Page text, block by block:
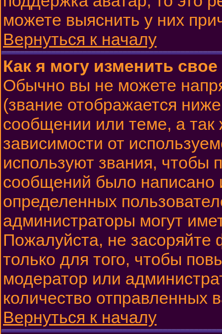
можете выяснить у них
Вернуться к началу
Как я могу изменить
Обычно вы не можете
(звание отображается
сообщении или теме, а
зависимости от
используют звания, чтобы
сообщений было написано
определенных
администраторы могут
Пожалуйста, не
только для того, чтобы
модератор или
количество отправленных
Вернуться к началу